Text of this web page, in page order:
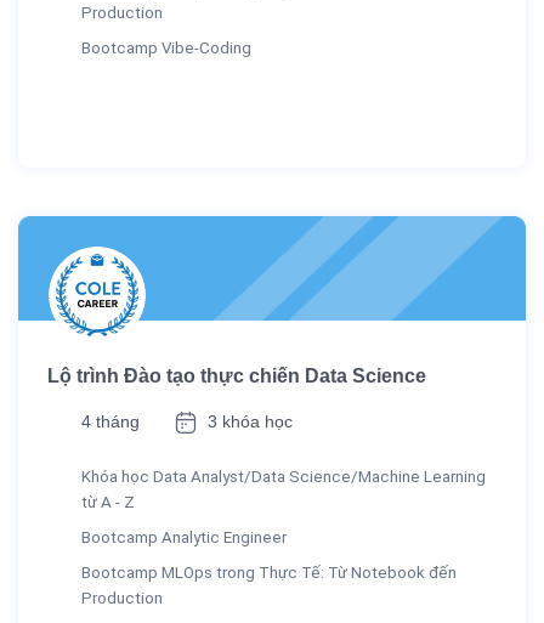
Production
Bootcamp Vibe-Coding
Lộ trình Đào tạo thực chiến Data Science
4 tháng 3 khóa học
Khóa học Data Analyst/Data Science/Machine Learning
từ A - Z
Bootcamp Analytic Engineer
Bootcamp MLOps trong Thực Tế: Từ Notebook đến
Production